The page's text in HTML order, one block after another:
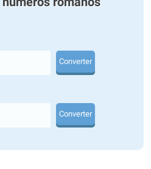
Converter
Converter